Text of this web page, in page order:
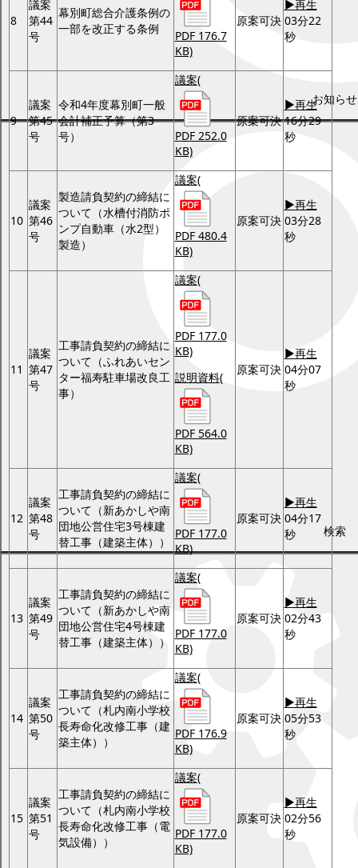
お知らせ
検索
8
議案
第44
号
幕別町総合介護条例の
一部を改正する条例
PDF 176.7
KB)
原案可決
▶再生
03分22
秒
9
議案
第45
号
令和4年度幕別町一般
会計補正予算（第3
号）
議案(
PDF 252.0
KB)
原案可決
▶再生
16分29
秒
10
議案
第46
号
製造請負契約の締結に
ついて（水槽付消防ポ
ンプ自動車（水2型）
製造）
議案(
PDF 480.4
KB)
原案可決
▶再生
03分28
秒
11
議案
第47
号
工事請負契約の締結に
ついて（ふれあいセン
ター福寿駐車場改良工
事）
議案(
PDF 177.0
KB)
説明資料(
PDF 564.0
KB)
原案可決
▶再生
04分07
秒
12
議案
第48
号
工事請負契約の締結に
ついて（新あかしや南
団地公営住宅3号棟建
替工事（建築主体））
議案(
PDF 177.0
KB)
原案可決
▶再生
04分17
秒
13
議案
第49
号
工事請負契約の締結に
ついて（新あかしや南
団地公営住宅4号棟建
替工事（建築主体））
議案(
PDF 177.0
KB)
原案可決
▶再生
02分43
秒
14
議案
第50
号
工事請負契約の締結に
ついて（札内南小学校
長寿命化改修工事（建
築主体））
議案(
PDF 176.9
KB)
原案可決
▶再生
05分53
秒
15
議案
第51
号
工事請負契約の締結に
ついて（札内南小学校
長寿命化改修工事（電
気設備））
議案(
PDF 177.0
KB)
原案可決
▶再生
02分56
秒